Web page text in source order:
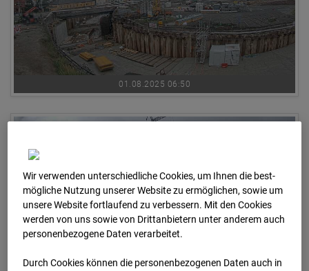
01.08.2025 06:50
Wir verwenden unterschiedliche Cookies, um Ihnen die best­
mögliche Nutzung unserer Website zu ermöglichen, sowie um
unsere Website fortlaufend zu verbessern. Mit den Cookies
werden von uns sowie von Drittanbietern unter anderem auch
personenbezogene Daten verarbeitet.
Durch Cookies können die personenbezogenen Daten auch in